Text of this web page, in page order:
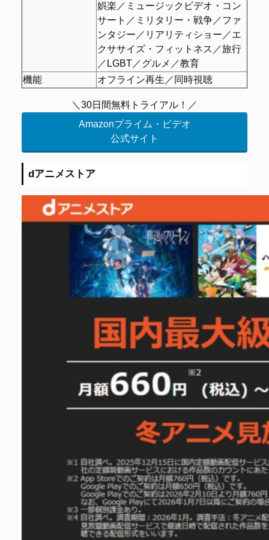
娯楽／ミュージックビデオ・コン
サート／ミリタリー・戦争／ファ
ンタジー／リアリティショー／エ
クササイズ・フィットネス／旅行
／LGBT／グルメ／教育
機能
オフライン再生／同時視聴
＼30日間無料トライアル！／
Amazonプライム・ビデオ
公式サイト
dアニメストア